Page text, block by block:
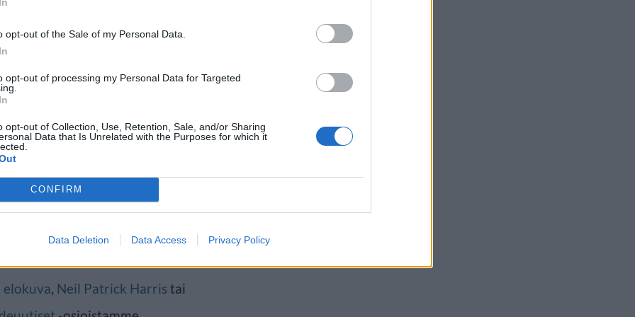
opt-out of the Sale of my Personal Data.
opt-out of processing my Personal Data for Targeted
opt-out of Collection, Use, Retention, Sale, and/or Sharing
Data that Is Unrelated with the Purposes for which it
CONFIRM
Data Deletion Data Access Privacy Policy
trilogian toisena ohjaajana
kiinnitettiin taannoin myös
esittävän Laurence
versiota.
lähteeksiklikkaamalla tästäja
lisää tähän artikkeliin
elokuva, Neil Patrick Harris tai